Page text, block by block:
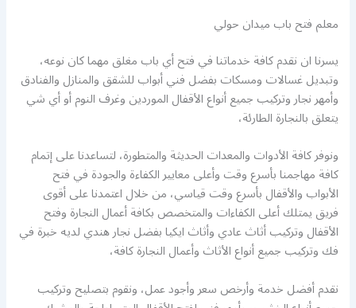
معلم فتح باب ميدان حولي
يسرنا ان نقدم كافة خدماتنا في فتح أي باب مغلق مهما كان نوعه،
وتبديل غسالات ومسكات بفضل فني أبواب للشقق والمنازل والفنادق
وأمهر نجار وتركيب جميع أنواع الأقفال الموردين وغرف النوم أو أي شي
يتعلق بالنجارة الطارئة،
ونوفر كافة الأدوات والمعدات الحديثة والمتطورة، لتساعدنا على إتمام
كافة مهاجمنا بأسرع وقت وأعلى معايير الكفاءة والجودة في فتح
الأبواب والأقفال بأسرع وقت قياسي، من خلال اعتمدنا على أقوى
فريق يمتلك أعلى الكفاءات والمتخصص بكافة أعمال النجارة وفتح
الأقفال وتركيب أثاث عادي وأثاث ايكيا بفضل نجار هندي لديه خبرة في
فك وتركيب جميع أنواع الأثاث وأعمال النجارة كافة،
نقدم أفضل خدمة وأرخص سعر وأجود عمل، ونقوم بتصليح وتركيب